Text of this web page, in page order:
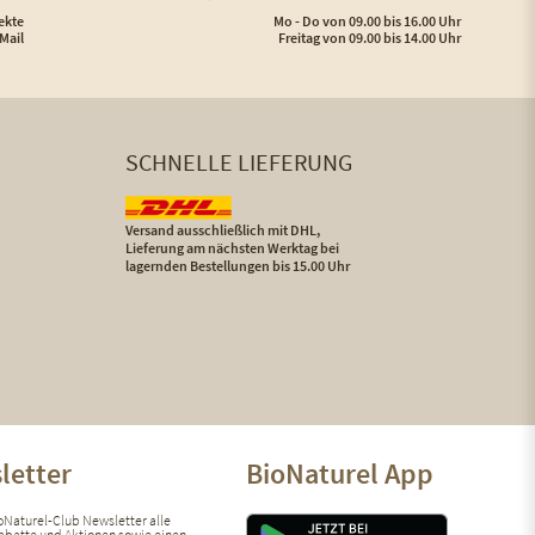
Mo - Do von 09.00 bis 16.00 Uhr
Freitag von 09.00 bis 14.00 Uhr
SCHNELLE LIEFERUNG
Versand ausschließlich mit DHL,
Lieferung am nächsten Werktag bei
lagernden Bestellungen bis 15.00 Uhr
Club Newsletter alle
BioNaturel App